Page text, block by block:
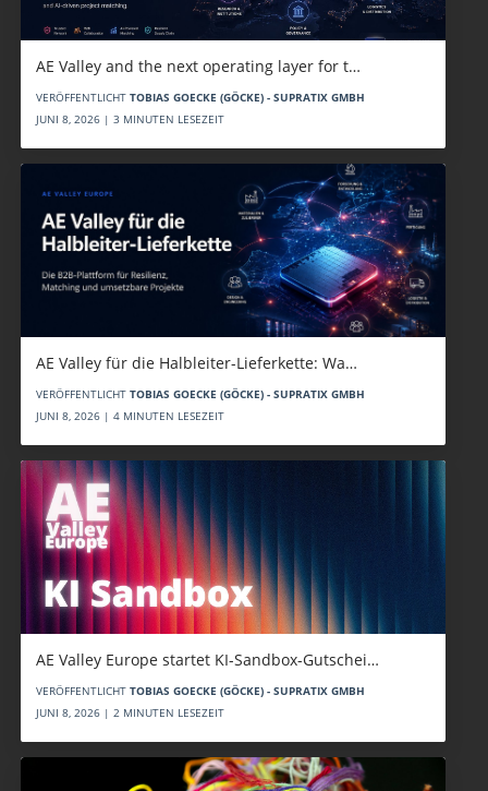
AE Valley and the next operating layer for t…
VERÖFFENTLICHT TOBIAS GOECKE (GÖCKE) - SUPRATIX GMBH
JUNI 8, 2026 | 3 MINUTEN LESEZEIT
AE Valley für die Halbleiter-Lieferkette: Wa…
VERÖFFENTLICHT TOBIAS GOECKE (GÖCKE) - SUPRATIX GMBH
JUNI 8, 2026 | 4 MINUTEN LESEZEIT
AE Valley Europe startet KI-Sandbox-Gutschei…
VERÖFFENTLICHT TOBIAS GOECKE (GÖCKE) - SUPRATIX GMBH
JUNI 8, 2026 | 2 MINUTEN LESEZEIT